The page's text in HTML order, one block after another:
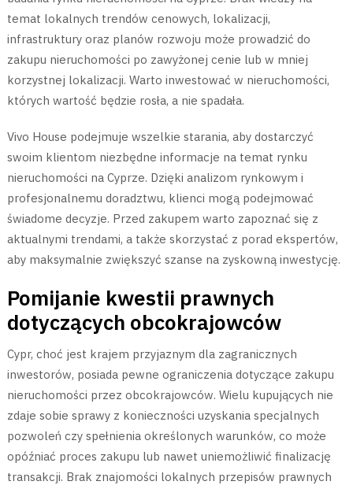
temat lokalnych trendów cenowych, lokalizacji,
infrastruktury oraz planów rozwoju może prowadzić do
zakupu nieruchomości po zawyżonej cenie lub w mniej
korzystnej lokalizacji. Warto inwestować w nieruchomości,
których wartość będzie rosła, a nie spadała.
Vivo House podejmuje wszelkie starania, aby dostarczyć
swoim klientom niezbędne informacje na temat rynku
nieruchomości na Cyprze. Dzięki analizom rynkowym i
profesjonalnemu doradztwu, klienci mogą podejmować
świadome decyzje. Przed zakupem warto zapoznać się z
aktualnymi trendami, a także skorzystać z porad ekspertów,
aby maksymalnie zwiększyć szanse na zyskowną inwestycję.
Pomijanie kwestii prawnych
dotyczących obcokrajowców
Cypr, choć jest krajem przyjaznym dla zagranicznych
inwestorów, posiada pewne ograniczenia dotyczące zakupu
nieruchomości przez obcokrajowców. Wielu kupujących nie
zdaje sobie sprawy z konieczności uzyskania specjalnych
pozwoleń czy spełnienia określonych warunków, co może
opóźniać proces zakupu lub nawet uniemożliwić finalizację
transakcji. Brak znajomości lokalnych przepisów prawnych